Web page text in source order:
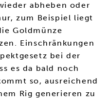
abheben oder
zum Beispiel liegt
Goldmünze
Einschränkungen
bei der
es da bald noch
so, ausreichend
Rig generieren zu